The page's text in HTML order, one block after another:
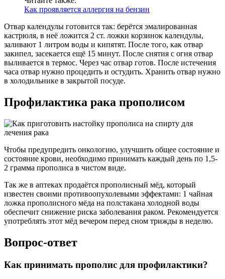
Как проявляется аллергия на бензин
Отвар календулы готовится так: берётся эмалированная
кастрюля, в неё ложится 2 ст. ложки корзинок календулы,
заливают 1 литром воды и кипятят. После того, как отвар
закипел, засекается ещё 15 минут. После снятия с огня отвар
выливается в термос. Через час отвар готов. После истечения
часа отвар нужно процедить и остудить. Хранить отвар нужно
в холодильнике в закрытой посуде.
Профилактика рака прополисом
Чтобы предупредить онкологию, улучшить общее состояние и
состояние крови, необходимо принимать каждый день по 1,5-
2 грамма прополиса в чистом виде.
Так же в аптеках продаётся прополисный мёд, который
известен своими противоопухолевыми эффектами: 1 чайная
ложка прополисного мёда на полстакана холодной воды
обеспечит снижение риска заболевания раком. Рекомендуется
употреблять этот мёд вечером перед сном трижды в неделю.
Вопрос-ответ
Как принимать прополис для профилактики?